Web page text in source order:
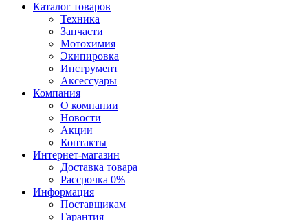
Каталог товаров
Техника
Запчасти
Мотохимия
Экипировка
Инструмент
Аксессуары
Компания
О компании
Новости
Акции
Контакты
Интернет-магазин
Доставка товара
Рассрочка 0%
Информация
Поставщикам
Гарантия